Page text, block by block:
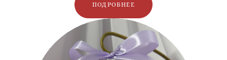
ПОДРОБНЕЕ